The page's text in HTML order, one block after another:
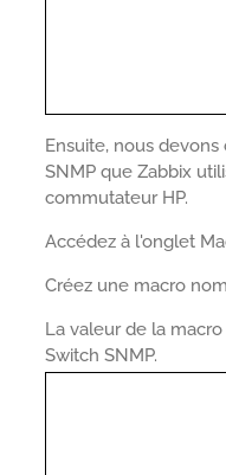
Ensuite, nous
SNMP que Zabbix
commutateur HP.
Accédez à l'onglet
Créez une macro
La valeur de la
Switch SNMP.